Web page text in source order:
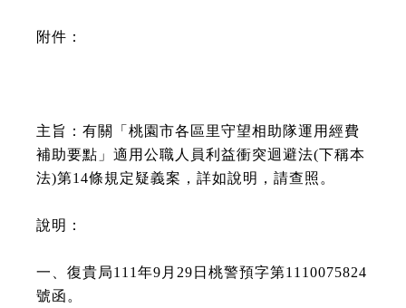
附件：
主旨：有關「桃園市各區里守望相助隊運用經費
補助要點」適用公職人員利益衝突迴避法(下稱本
法)第14條規定疑義案，詳如說明，請查照。
說明：
一、復貴局111年9月29日桃警預字第1110075824
號函。